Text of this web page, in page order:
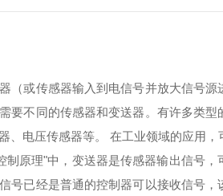
（或传感器输入到电信号并放大信号
要不同的传感器和变送器。有许多类
、电压传感器等。 在工业领域的应用
原理"中，变送器是传感器输出信号
号已经是普通的控制器可以接收信号